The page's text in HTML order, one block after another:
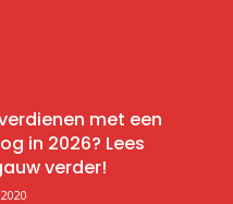
met een
in 2026? Lees
verder!